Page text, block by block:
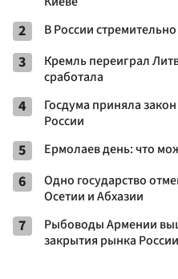
2 В России
3
Кремль переиграл
сработала
4
Госдума приняла
России
5 Ермолаев день: что
6
Одно государство
Осетии и Абхазии
7
Рыбоводы Армении
закрытия рынка России